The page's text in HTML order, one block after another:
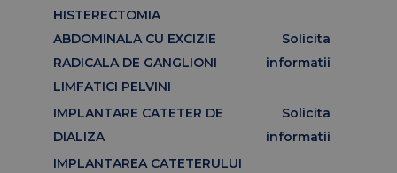
HISTERECTOMIA
ABDOMINALA CU EXCIZIE
RADICALA DE GANGLIONI
LIMFATICI PELVINI
Solicita
informatii
IMPLANTARE CATETER DE
DIALIZA
Solicita
informatii
IMPLANTAREA CATETERULUI